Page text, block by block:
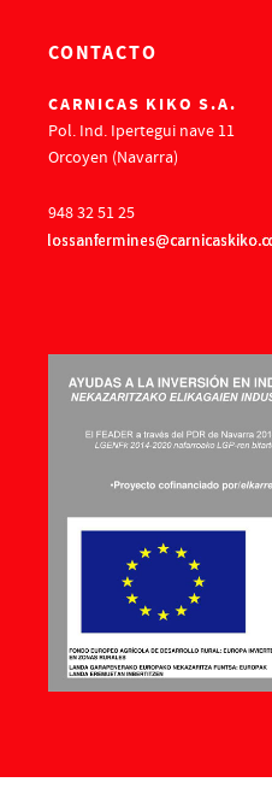
CONTACTO
CARNICAS KIKO S.A.
Pol. Ind. Ipertegui nave 11
Orcoyen (Navarra)
948 32 51 25